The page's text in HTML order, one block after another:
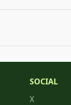
SOCIAL
X